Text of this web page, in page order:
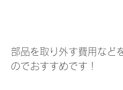
部品を取り外す費用など
のでおすすめです！